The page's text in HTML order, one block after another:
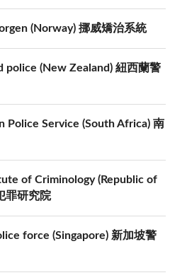
(Norway) 挪威矯治系統
police (New Zealand) 紐西蘭警
Police Service (South Africa) 南
of Criminology (Republic of
罪研究院
force (Singapore) 新加坡警